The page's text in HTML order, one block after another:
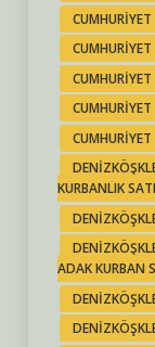
KURBANLIK
ADAK KURBAN